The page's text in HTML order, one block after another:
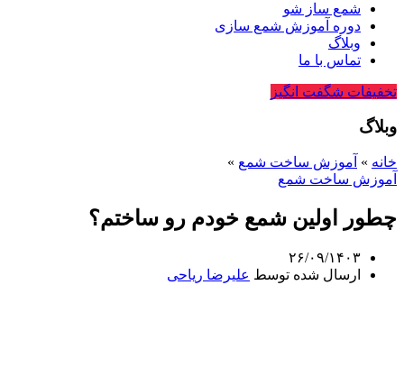
شمع ساز شو
دوره آموزش شمع سازی
وبلاگ
تماس با ما
تخفیفات شگفت انگیز
وبلاگ
خانه » آموزش ساخت شمع »
آموزش ساخت شمع
چطور اولین شمع خودم رو ساختم؟
۲۶/۰۹/۱۴۰۳
ارسال شده توسط علیرضا ریاحی